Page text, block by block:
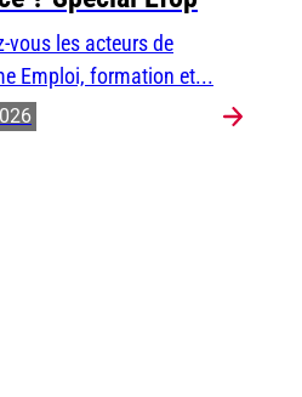
vous les acteurs de
Emploi, formation et...